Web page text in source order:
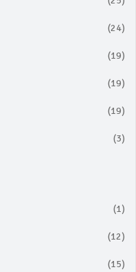
(24)
(19)
(19)
(19)
(3)
(1)
(12)
(15)